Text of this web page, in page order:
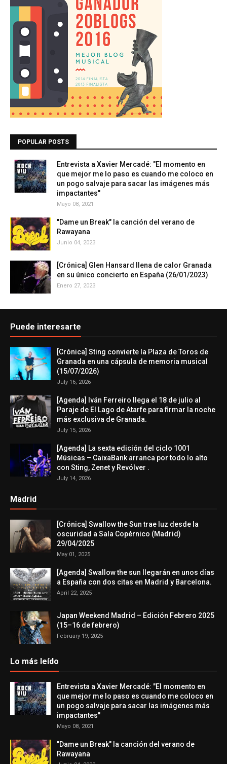
POPULAR POSTS
Entrevista a Xavier Mercadé: "El momento en
que mejor me lo paso es cuando me coloco en
un pogo salvaje para sacar las imágenes más
impactantes"
Mayo 08, 2021
"Dame un Break" la canción del verano de
Rawayana
Junio 04, 2023
[Crónica] Glen Hansard llena de calor Granada
en su único concierto en España (26/01/2023)
Enero 27, 2023
Puede interesarte
[Crónica] Sting convierte la Plaza de Toros de
Granada en una cápsula de memoria musical
(15/07/2026)
July 16, 2026
[Agenda] Iván Ferreiro llega el 18 de julio al
Paraje de El Lago de Atarfe para firmar la noche
más exclusiva de Granada.
July 15, 2026
[Agenda] La sexta edición del ciclo 1001
Músicas – CaixaBank arranca por todo lo alto
con Sting, Zenet y Revólver .
July 14, 2026
Madrid
[Crónica] Swallow the Sun trae luz desde la
oscuridad a Sala Copérnico (Madrid)
29/04/2025
May 01, 2025
[Agenda] Swallow the sun llegarán en unos días
a España con dos citas en Madrid y Barcelona.
April 22, 2025
Japan Weekend Madrid – Edición Febrero 2025
(15–16 de febrero)
February 19, 2025
Lo más leído
Entrevista a Xavier Mercadé: "El momento en
que mejor me lo paso es cuando me coloco en
un pogo salvaje para sacar las imágenes más
impactantes"
Mayo 08, 2021
"Dame un Break" la canción del verano de
Rawayana